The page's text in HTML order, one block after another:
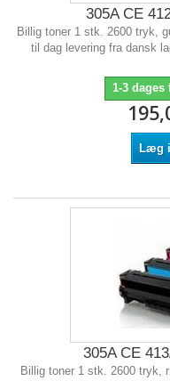
305A CE
Billig toner 1 stk. 2600 tryk,
til dag levering fra dansk
1-3 dages
Læg
305A CE
Billig toner 1 stk. 2600 tryk,